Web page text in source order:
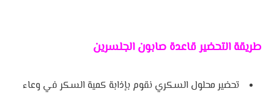
طريقة التحضير قاعدة صابون الجلسرين
تحضير محلول السكري نقوم بإذابة كمية السكر في وعاء